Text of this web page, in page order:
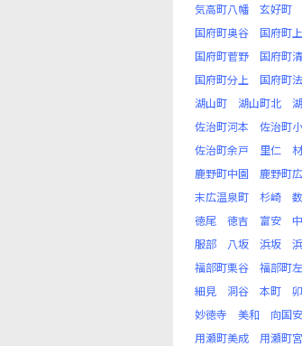
気高町八幡
玄好町
国府町奥谷
国府町
国府町菅野
国府町
国府町分上
国府町
湖山町
湖山町北
佐治町河本
佐治町
佐治町余戸
里仁
鹿野町中園
鹿野町
末広温泉町
杉崎
徳尾
徳吉 富安
服部
八坂 浜坂
福部町栗谷
福部町
細見
洞谷 本町
妙徳寺
美和 向国安
用瀬町美成
用瀬町